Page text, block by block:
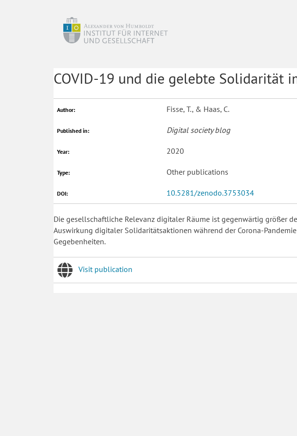
COVID-19 und die gelebte Solidarität
Author: Fisse, T., & Haas, C.
Published in: Digital society blog
Year: 2020
Type: Other publications
DOI: 10.5281/zenodo.3753034
Die gesellschaftliche Relevanz digitaler Räume ist gegenwärtig größer
Auswirkung digitaler Solidaritätsaktionen während der Corona-
Gegebenheiten.
Visit publication